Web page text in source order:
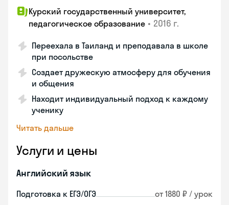
Курский государственный университет,
педагогическое образование • 2016 г.
Переехала в Таиланд и преподавала в школе
при посольстве
Создает дружескую атмосферу для обучения
и общения
Находит индивидуальный подход к каждому
ученику
Читать дальше
Услуги и цены
Английский язык
Подготовка к ЕГЭ/ОГЭ от 1880 ₽ / урок